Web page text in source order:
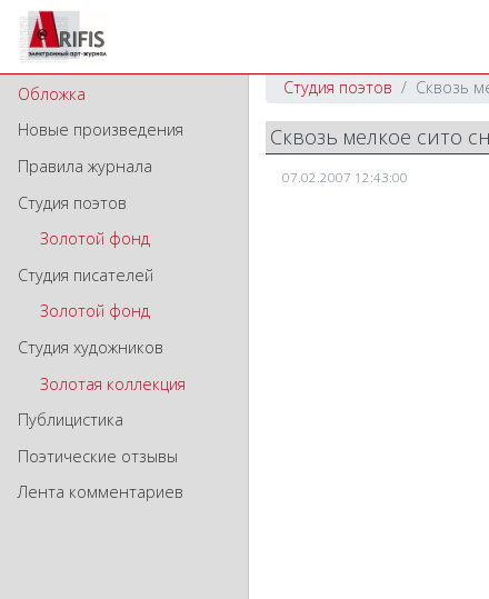
Обложка
Новые произведения
Правила журнала
Студия поэтов
Золотой фонд
Студия писателей
Золотой фонд
Студия художников
Золотая коллекция
Публицистика
Поэтические отзывы
Лента комментариев
Студия поэтов Сквозь
Сквозь мелкое сито
07.02.2007 12:43:00